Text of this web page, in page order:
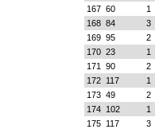
167 60 1
168 84 3
169 95 2
170 23 1
171
90 2
172 117 1
173 49 2
174 102 1
175 117 3